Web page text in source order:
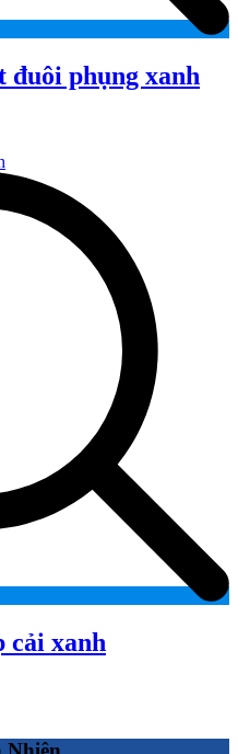
đuôi phụng xanh
cải xanh